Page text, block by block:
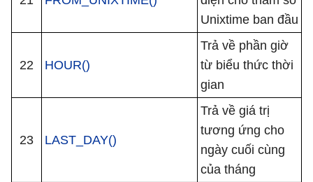
Unixtime ban đầu
22 HOUR()
Trả về phần giờ
từ biểu thức thời
gian
23 LAST_DAY()
Trả về giá trị
tương ứng cho
ngày cuối cùng
của tháng